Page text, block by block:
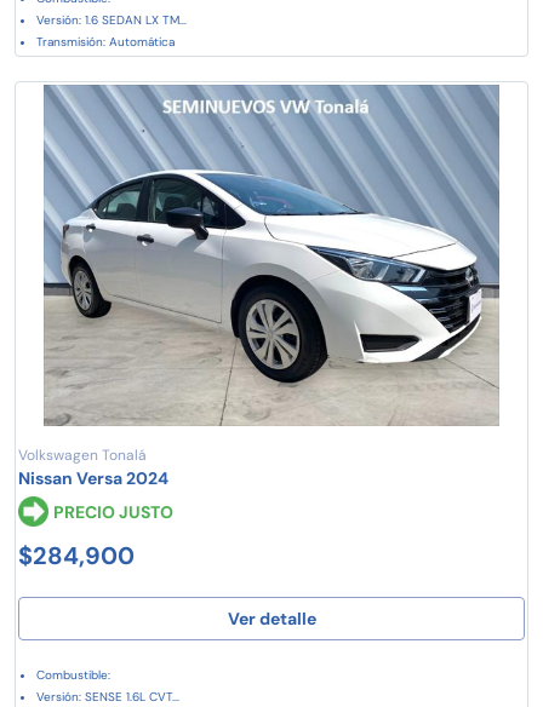
Versión: 1.6 SEDAN LX TM...
Transmisión: Automática
Volkswagen Tonalá
Nissan Versa 2024
PRECIO JUSTO
$284,900
Ver detalle
Combustible:
Versión: SENSE 1.6L CVT...